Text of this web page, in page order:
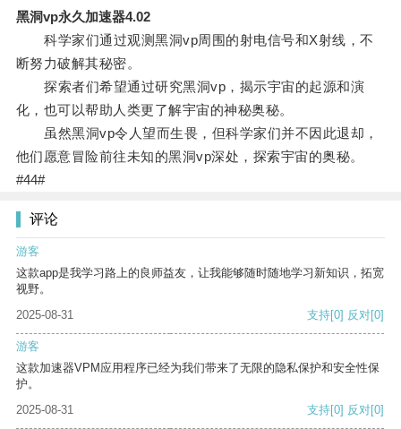
黑洞vp永久加速器4.02
科学家们通过观测黑洞vp周围的射电信号和X射线，不
断努力破解其秘密。
探索者们希望通过研究黑洞vp，揭示宇宙的起源和演
化，也可以帮助人类更了解宇宙的神秘奥秘。
虽然黑洞vp令人望而生畏，但科学家们并不因此退却，
他们愿意冒险前往未知的黑洞vp深处，探索宇宙的奥秘。
#44#
评论
游客
这款app是我学习路上的良师益友，让我能够随时随地学习新知识，拓宽
视野。
2025-08-31
支持[0] 反对[0]
游客
这款加速器VPM应用程序已经为我们带来了无限的隐私保护和安全性保
护。
2025-08-31
支持[0] 反对[0]